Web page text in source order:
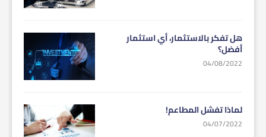
هل تفكر بالاستثمار، أي استثمار
أفضل؟
04/08/2022
لماذا تفشل المطاعم!
04/07/2022